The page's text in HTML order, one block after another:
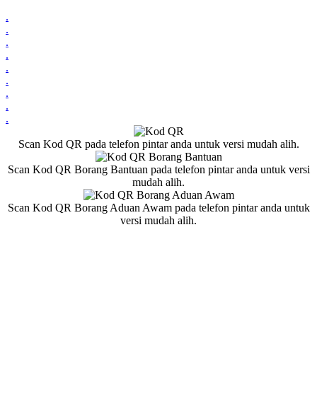
.
.
.
.
.
.
.
.
.
Scan Kod QR pada telefon pintar anda untuk versi mudah alih.
Scan Kod QR Borang Bantuan pada telefon pintar anda untuk versi
mudah alih.
Scan Kod QR Borang Aduan Awam pada telefon pintar anda untuk
versi mudah alih.